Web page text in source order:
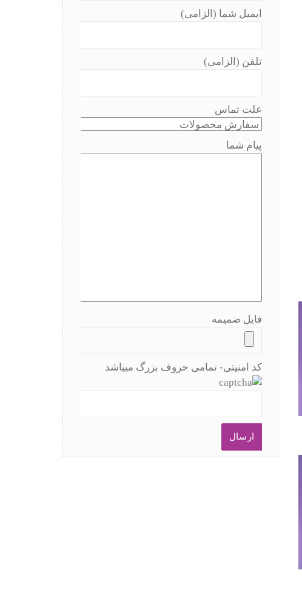
ایمیل شما (الزامی)
تلفن (الزامی)
علت تماس
پیام شما
فایل ضمیمه
کد امنیتی- تمامی حروف بزرگ میباشد